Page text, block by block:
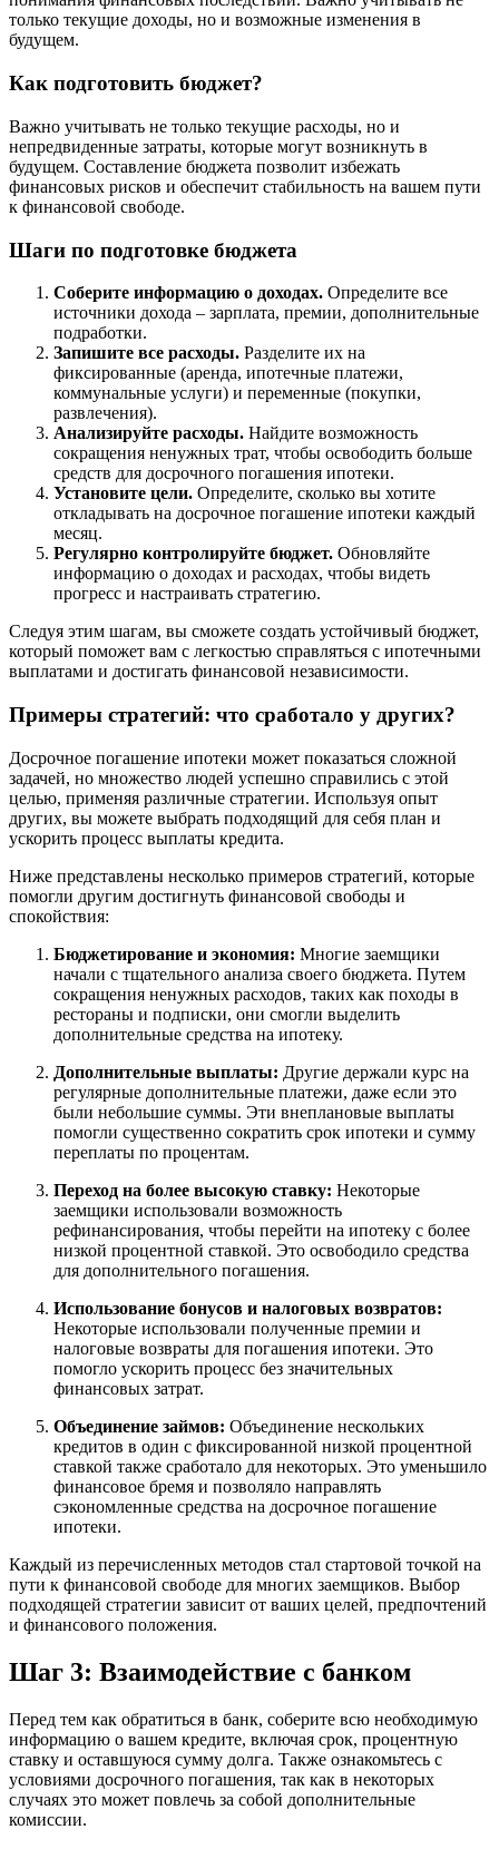
только текущие доходы, но и возможные изменения в
будущем.
Как подготовить бюджет?
Важно учитывать не только текущие расходы, но и
непредвиденные затраты, которые могут возникнуть в
будущем. Составление бюджета позволит избежать
финансовых рисков и обеспечит стабильность на вашем пути
к финансовой свободе.
Шаги по подготовке бюджета
Соберите информацию о доходах. Определите все
источники дохода – зарплата, премии, дополнительные
подработки.
Запишите все расходы. Разделите их на
фиксированные (аренда, ипотечные платежи,
коммунальные услуги) и переменные (покупки,
развлечения).
Анализируйте расходы. Найдите возможность
сокращения ненужных трат, чтобы освободить больше
средств для досрочного погашения ипотеки.
Установите цели. Определите, сколько вы хотите
откладывать на досрочное погашение ипотеки каждый
месяц.
Регулярно контролируйте бюджет. Обновляйте
информацию о доходах и расходах, чтобы видеть
прогресс и настраивать стратегию.
Следуя этим шагам, вы сможете создать устойчивый бюджет,
который поможет вам с легкостью справляться с ипотечными
выплатами и достигать финансовой независимости.
Примеры стратегий: что сработало у других?
Досрочное погашение ипотеки может показаться сложной
задачей, но множество людей успешно справились с этой
целью, применяя различные стратегии. Используя опыт
других, вы можете выбрать подходящий для себя план и
ускорить процесс выплаты кредита.
Ниже представлены несколько примеров стратегий, которые
помогли другим достигнуть финансовой свободы и
спокойствия:
Бюджетирование и экономия: Многие заемщики
начали с тщательного анализа своего бюджета. Путем
сокращения ненужных расходов, таких как походы в
рестораны и подписки, они смогли выделить
дополнительные средства на ипотеку.
Дополнительные выплаты: Другие держали курс на
регулярные дополнительные платежи, даже если это
были небольшие суммы. Эти внеплановые выплаты
помогли существенно сократить срок ипотеки и сумму
переплаты по процентам.
Переход на более высокую ставку: Некоторые
заемщики использовали возможность
рефинансирования, чтобы перейти на ипотеку с более
низкой процентной ставкой. Это освободило средства
для дополнительного погашения.
Использование бонусов и налоговых возвратов:
Некоторые использовали полученные премии и
налоговые возвраты для погашения ипотеки. Это
помогло ускорить процесс без значительных
финансовых затрат.
Объединение займов: Объединение нескольких
кредитов в один с фиксированной низкой процентной
ставкой также сработало для некоторых. Это уменьшило
финансовое бремя и позволяло направлять
сэкономленные средства на досрочное погашение
ипотеки.
Каждый из перечисленных методов стал стартовой точкой на
пути к финансовой свободе для многих заемщиков. Выбор
подходящей стратегии зависит от ваших целей, предпочтений
и финансового положения.
Шаг 3: Взаимодействие с банком
Перед тем как обратиться в банк, соберите всю необходимую
информацию о вашем кредите, включая срок, процентную
ставку и оставшуюся сумму долга. Также ознакомьтесь с
условиями досрочного погашения, так как в некоторых
случаях это может повлечь за собой дополнительные
комиссии.